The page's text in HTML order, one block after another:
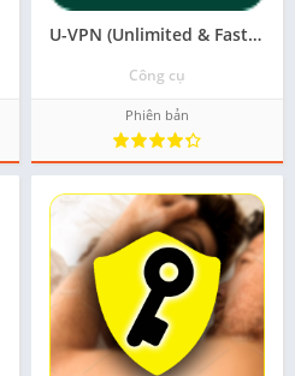
U-VPN (Unlimited & Fast VPN) tải về trên android
Công cụ
Phiên bản